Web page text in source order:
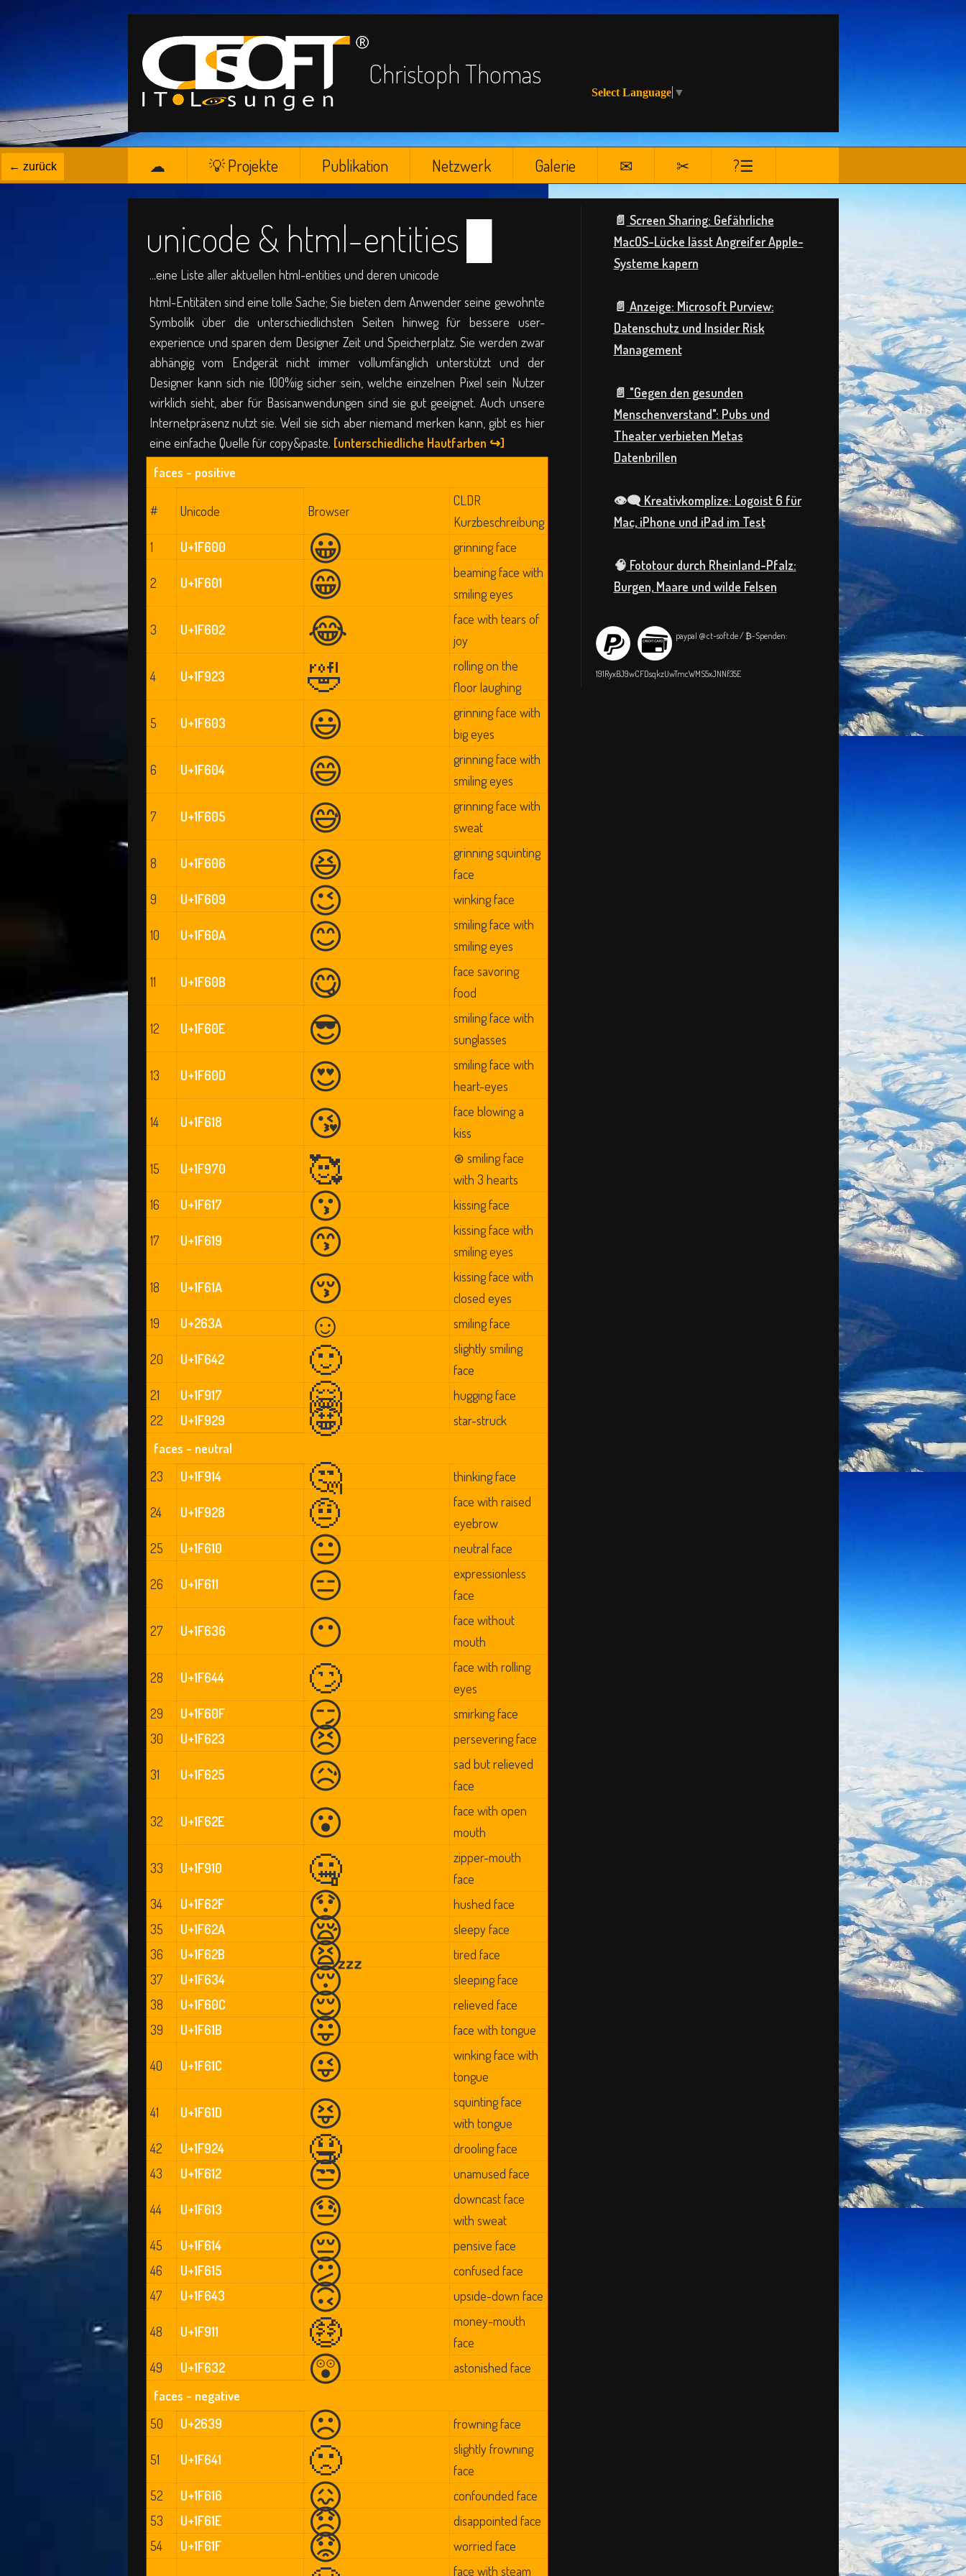
Christoph Thomas
Select Language ▼
← zurück ☁ 💡 Projekte Publikation Netzwerk Galerie ✉ ✂ ?☰
unicode & html-entities
...eine Liste aller aktuellen html-entities und deren unicode
html-Entitäten sind eine tolle Sache; Sie bieten dem Anwender seine gewohnte
Symbolik über die unterschiedlichsten Seiten hinweg für bessere user-
experience und sparen dem Designer Zeit und Speicherplatz. Sie werden zwar
abhängig vom Endgerät nicht immer vollumfänglich unterstützt und der
Designer kann sich nie 100%ig sicher sein, welche einzelnen Pixel sein Nutzer
wirklich sieht, aber für Basisanwendungen sind sie gut geeignet. Auch unsere
Internetpräsenz nutzt sie. Weil sie sich aber niemand merken kann, gibt es hier
eine einfache Quelle für copy&paste. [unterschiedliche Hautfarben ↪]
faces - positive
# Unicode Browser
CLDR
Kurzbeschreibung
1
U+1F600 😀 grinning face
2 U+1F601 😁
beaming face with
smiling eyes
3 U+1F602 😂
face with tears of
joy
4 U+1F923 🤣
rolling on the
floor laughing
5 U+1F603 😃
grinning face with
big eyes
6 U+1F604 😄
grinning face with
smiling eyes
7 U+1F605 😅
grinning face with
sweat
8 U+1F606 😆
grinning squinting
face
9
U+1F609 😉 winking face
10 U+1F60A 😊
smiling face with
smiling eyes
11 U+1F60B 😋
face savoring
food
12 U+1F60E 😎
smiling face with
sunglasses
13 U+1F60D 😍
smiling face with
heart-eyes
14 U+1F618 😘
face blowing a
kiss
15 U+1F970 🥰
⊛ smiling face
with 3 hearts
16
U+1F617 😗 kissing face
17 U+1F619 😙
kissing face with
smiling eyes
18 U+1F61A 😚
kissing face with
closed eyes
19
U+263A ☺ smiling face
20 U+1F642 🙂
slightly smiling
face
21
U+1F917 🤗
hugging face
22
U+1F929 🤩
star-struck
faces - neutral
23
U+1F914 🤔 thinking face
24 U+1F928 🤨
face with raised
eyebrow
25
U+1F610 😐 neutral face
26 U+1F611 😑
expressionless
face
27 U+1F636 😶
face without
mouth
28 U+1F644 🙄
face with rolling
eyes
29
U+1F60F 😏
smirking face
30
U+1F623 😣 persevering face
31 U+1F625 😥
sad but relieved
face
32 U+1F62E 😮
face with open
mouth
33 U+1F910 🤐
zipper-mouth
face
34
U+1F62F 😯
hushed face
35
U+1F62A 😪
sleepy face
36
U+1F62B 😫
tired face
37
U+1F634 😴
sleeping face
38
U+1F60C 😌
relieved face
39
U+1F61B 😛 face with tongue
40 U+1F61C 😜
winking face with
tongue
41 U+1F61D 😝
squinting face
with tongue
42
U+1F924 🤤
drooling face
43
U+1F612 😒 unamused face
44 U+1F613 😓
downcast face
with sweat
45
U+1F614 😔
pensive face
46
U+1F615 😕
confused face
47
U+1F643 🙃 upside-down face
48 U+1F911 🤑
money-mouth
face
49
U+1F632 😲
astonished face
faces - negative
50
U+2639 ☹ frowning face
51 U+1F641 🙁
slightly frowning
face
52
U+1F616 😖
confounded face
53
U+1F61E 😞
disappointed face
54
U+1F61F 😟 worried face
face with steam
📄 Screen Sharing: Gefährliche
MacOS-Lücke lässt Angreifer Apple-
Systeme kapern
📄 Anzeige: Microsoft Purview:
Datenschutz und Insider Risk
Management
📄 "Gegen den gesunden
Menschenverstand": Pubs und
Theater verbieten Metas
Datenbrillen
👁️‍🗨️ Kreativkomplize: Logoist 6 für
Mac, iPhone und iPad im Test
🧠 Fototour durch Rheinland-Pfalz:
Burgen, Maare und wilde Felsen
paypaI @ ct-soft.de / ₿-Spenden:
191RyxBJ9wCFDsqkzUwTmcWMS5xJNNf35E